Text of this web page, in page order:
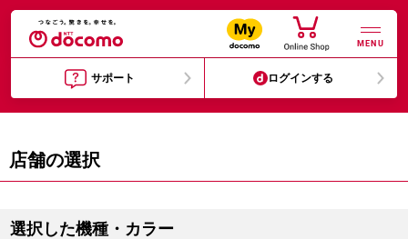
MENU
サポート ログインする
店舗の選択
選択した機種・カラー